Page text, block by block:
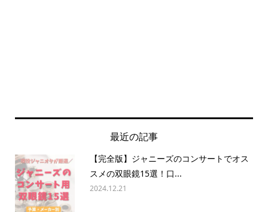
最近の記事
【完全版】ジャニーズのコンサートでオス
スメの双眼鏡15選！口...
2024.12.21